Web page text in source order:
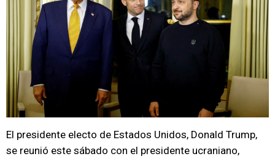
El presidente electo de Estados Unidos, Donald Trump,
se reunió este sábado con el presidente ucraniano,